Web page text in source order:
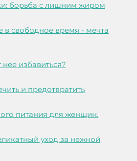
борьба с лишним жиром
в свободное время - мечта
избавиться?
и предотвратить
питания для женщин.
уход за нежной